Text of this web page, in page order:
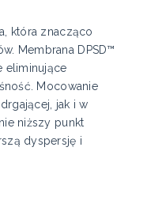
która znacząco
Membrana DPSD™
eliminujące
Mocowanie
jak i w
niższy punkt
dyspersję i